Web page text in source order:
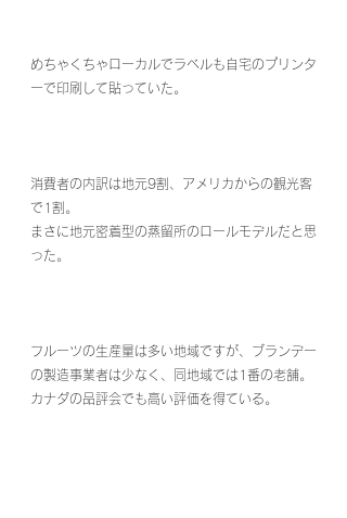
めちゃくちゃローカルでラベルも自宅のプリンタ
ーで印刷して貼っていた。
消費者の内訳は地元9割、アメリカからの観光客
で1割。
まさに地元密着型の蒸留所のロールモデルだと思
った。
フルーツの生産量は多い地域ですが、ブランデー
の製造事業者は少なく、同地域では1番の老舗。
カナダの品評会でも高い評価を得ている。